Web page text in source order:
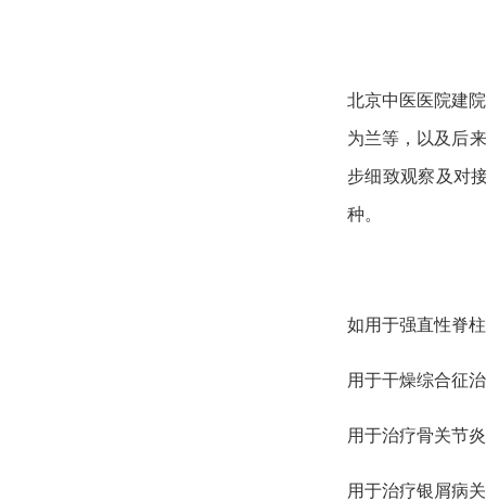
北京中医医院建
为兰等，以及后
步细致观察及对
种。
如用于强直性脊
用于干燥综合征
用于治疗骨关节
用于治疗银屑病